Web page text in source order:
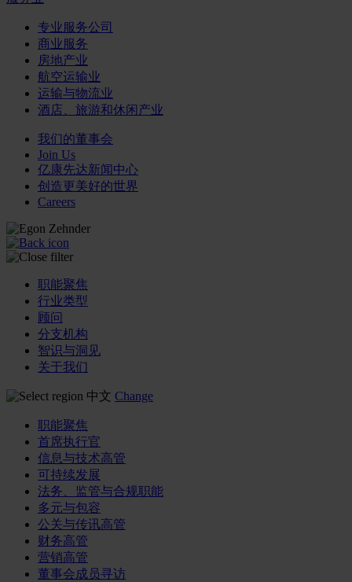
专业服务公司
商业服务
房地产业
航空运输业
运输与物流业
酒店、旅游和休闲产业
我们的董事会
Join Us
亿康先达新闻中心
创造更美好的世界
Careers
职能聚焦
行业类型
顾问
分支机构
智识与洞见
关于我们
中文 Change
职能聚焦
首席执行官
信息与技术高管
可持续发展
法务、监管与合规职能
多元与包容
公关与传讯高管
财务高管
营销高管
董事会成员寻访